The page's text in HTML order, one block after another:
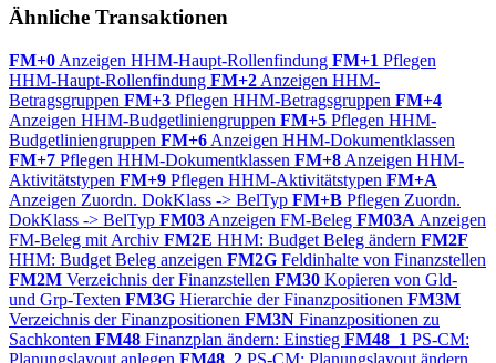
Ähnliche Transaktionen
FM+0 Anzeigen HHM-Haupt-Rollenfindung FM+1 Pflegen
HHM-Haupt-Rollenfindung FM+2 Anzeigen HHM-
Betragsgruppen FM+3 Pflegen HHM-Betragsgruppen FM+4
Anzeigen HHM-Budgetliniengruppen FM+5 Pflegen HHM-
Budgetliniengruppen FM+6 Anzeigen HHM-Dokumentklassen
FM+7 Pflegen HHM-Dokumentklassen FM+8 Anzeigen HHM-
Aktivitätstypen FM+9 Pflegen HHM-Aktivitätstypen FM+A
Anzeigen Zuordn. DokKlass -> BelTyp FM+B Pflegen Zuordn.
DokKlass -> BelTyp FM03 Anzeigen FM-Beleg FM03A Anzeigen
FM-Beleg mit Archiv FM2E HHM: Budget Beleg ändern FM2F
HHM: Budget Beleg anzeigen FM2G Feldinhalte von Finanzstellen
FM2M Verzeichnis der Finanzstellen FM30 Kopieren von Gld-
und Grp-Texten FM3G Hierarchie der Finanzpositionen FM3M
Verzeichnis der Finanzpositionen FM3N Finanzpositionen zu
Sachkonten FM48 Finanzplan ändern: Einstieg FM48_1 PS-CM: